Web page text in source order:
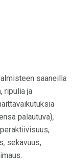
saaneilla
ripulia ja
palautuva),
sekavuus,